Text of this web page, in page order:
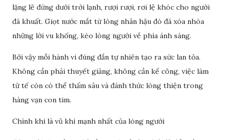
lặng lẽ đứng dưới trời lạnh, rượi rượi, rơi lệ khóc cho người
đã khuất. Giọt nước mắt từ lòng nhân hậu đó đã xóa nhòa
những lời vu khống, kéo lòng người về phía ánh sáng.
Bởi vậy mỗi hành vi đúng đắn tự nhiên tạo ra sức lan tỏa.
Không cần phải thuyết giảng, không cần kể công, việc làm
tử tế còn có thể thấm sâu và đánh thức lòng thiện trong
hàng vạn con tim.
Chính khí là vũ khí mạnh nhất của lòng người